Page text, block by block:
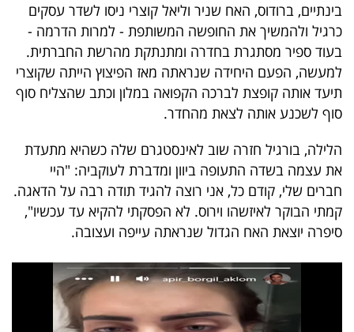
40
UNDER
40
שיתופי
פעולה
דרושים
ניוזלטרים
בינתיים, ברודוס, האח שניר וליאל קוצרי ניסו לשדר עסקים
כרגיל ולהמשיך את החופשה המשותפת - למרות הדרמה -
בעוד ספיר מסתגרת בחדרה ומתנתקת מהרשת החברתית.
למעשה, הפעם היחידה שנראתה מאז הפיצוץ הייתה שקוצרי
תיעד אותה קופצת לברכה הקפואה במלון וכתב שהצליח סוף
סוף לשכנע אותה לצאת מהחדר.
הלילה, בורגיל חזרה שוב לאינסטגרם שלה כשהיא מתעדת
את עצמה בשדה התעופה ביוון ומדברת לעוקביה: "היי
חברים שלי, קודם כל, אני רוצה להגיד תודה רבה על הדאגה.
קמתי הבוקר לאיזשהו וירוס. לא הפסקתי להקיא עד עכשיו",
סיפרה יוצאת האח הגדול שנראתה עייפה ועצובה.